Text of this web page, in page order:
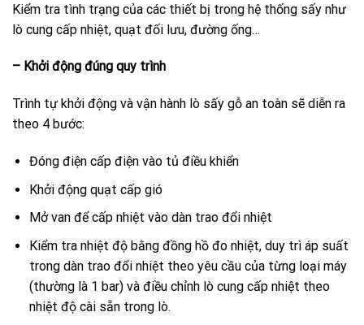
Kiểm tra tình trạng của các thiết bị trong hệ thống sấy như
lò cung cấp nhiệt, quạt đối lưu, đường ống…
– Khởi động đúng quy trình
Trình tự khởi động và vận hành lò sấy gỗ an toàn sẽ diễn ra
theo 4 bước:
Đóng điện cấp điện vào tủ điều khiển
Khởi động quạt cấp gió
Mở van để cấp nhiệt vào dàn trao đổi nhiệt
Kiểm tra nhiệt độ bằng đồng hồ đo nhiệt, duy trì áp suất
trong dàn trao đổi nhiệt theo yêu cầu của từng loại máy
(thường là 1 bar) và điều chỉnh lò cung cấp nhiệt theo
nhiệt độ cài sẵn trong lò.